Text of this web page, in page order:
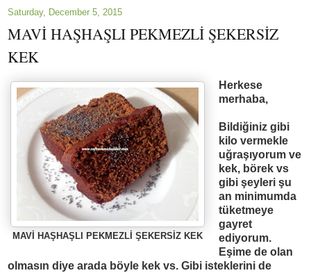
Saturday, December 5, 2015
MAVİ HAŞHAŞLI PEKMEZLİ ŞEKERSİZ
KEK
MAVİ HAŞHAŞLI PEKMEZLİ ŞEKERSİZ KEK
Herkese
merhaba,
Bildiğiniz gibi
kilo vermekle
uğraşıyorum ve
kek, börek vs
gibi şeyleri şu
an minimumda
tüketmeye
gayret
ediyorum.
Eşime de olan
olmasın diye arada böyle kek vs. Gibi isteklerini de